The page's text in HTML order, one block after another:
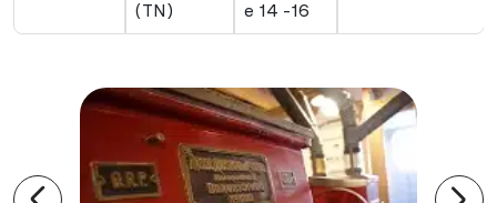
(TN) e 14 -16